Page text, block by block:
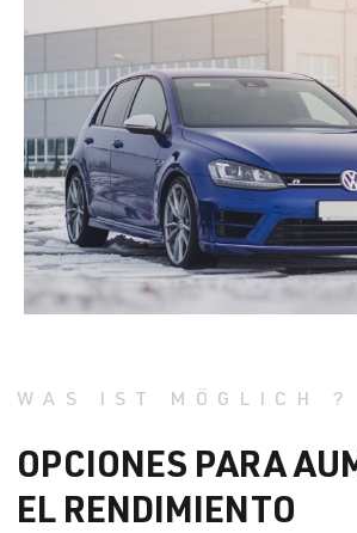
WAS IST MÖGLICH ?
OPCIONES PARA
EL RENDIMIENTO